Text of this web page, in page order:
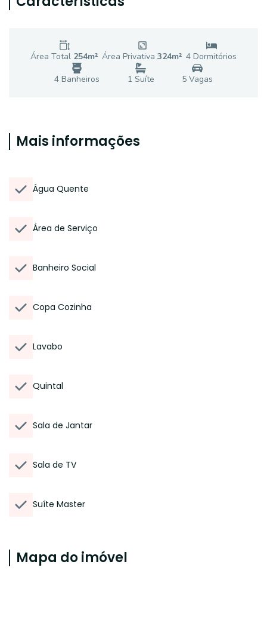
Área Total 254m² Área Privativa 324m² 4 Dormitórios
4 Banheiros 1 Suíte 5Vagas
Mais informações
Água Quente
Área de Serviço
Banheiro Social
Copa Cozinha
Lavabo
Quintal
Sala de Jantar
Sala de TV
Suíte Master
Mapa do imóvel